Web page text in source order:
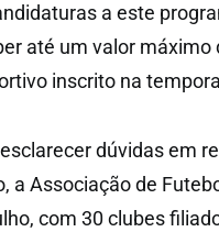
a este
até um valor máximo
inscrito na
dúvidas em
a Associação de
com 30 clubes